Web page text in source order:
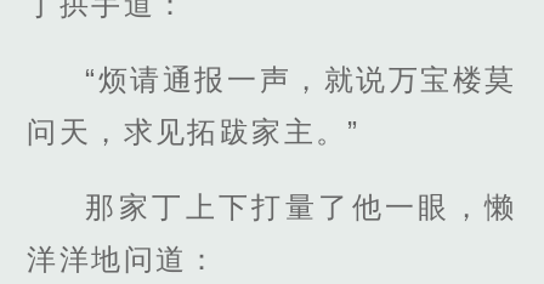
“烦请通报一声，就说万宝楼莫
问天，求见拓跋家主。”
那家丁上下打量了他一眼，懒
洋洋地问道：